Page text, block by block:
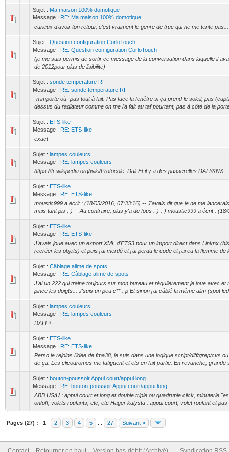
Sujet : Ma maison 100% domotique
Message : RE: Ma maison 100% domotique
curieux d'avoir ton retour, c'est vraiment le genre de truc qui ne me tente pas...
Sujet : Question configuration CorloTouch
Message : RE: Question configuration CorloTouch
(je me suis permis de sortir ce message de la conversation dans laquelle il
de 2012pour plus de lisibilité)
Sujet : sonde temperature RF
Message : RE: sonde temperature RF
"n'importe où" pas tout à fait. Pas face la fenêtre si ça prend le soleil, pas
dessus du radiateur comme on me l'a fait au taf pourtant, pas à côté de la
Sujet : ETS-like
Message : RE: ETS-like
exact
Sujet : lampes couleurs
Message : RE: lampes couleurs
https://fr.wikipedia.org/wiki/Protocole_Dali Et il y a des passerelles DALI/KNX
Sujet : ETS-like
Message : RE: ETS-like
moustic999 a écrit : (18/05/2016, 07:33:16) -- J'avais dit que je ne me
mais tant pis ;-) -- Au contraire, plus y'a de fous :-) :-) moustic999 a écrit : (18/
Sujet : ETS-like
Message : RE: ETS-like
J'avais joué avec un export XML d'ETS3 pour un import direct dans Linknx
recréer les objets) et puis j'ai merdé et j'ai perdu le code et j'ai eu la flemme de
Sujet : Câblage alime de spots
Message : RE: Câblage alime de spots
J'ai un 222 qui traine toujours sur mon bureau et régulièrement je joue avec et
pince les doigts... J'suis un peu c** :-p Et sinon j'ai câblé la même alim (spot
Sujet : lampes couleurs
Message : RE: lampes couleurs
DALI ?
Sujet : ETS-like
Message : RE: ETS-like
Perso je rejoins l'idée de fma38, je suis dans une logique script/diff/grep/cvs
de ça. Les clicodromes me fatiguent et ets en fait partie. En revanche, grande
Sujet : bouton-poussoir Appui court/appui long
Message : RE: bouton-poussoir Appui court/appui long
ABB US/U : appui court et long et double triple ou quadruple click, minuterie
on/off, volets roulants, etc, etc Hager kalysta : appui court, volet roulant et pas
Pages (27) : 1 2 3 4 5 27 Suivant »